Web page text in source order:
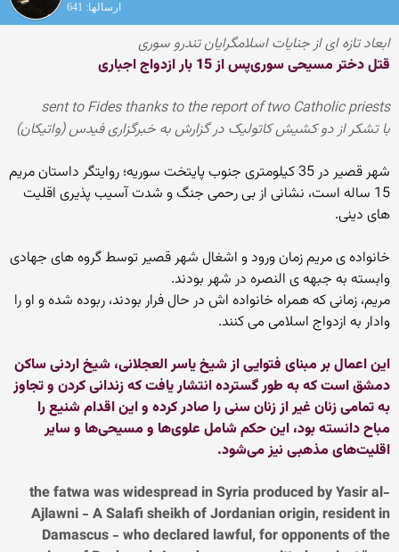
ارسالها: 641
ابعاد تازه ای از جنایات اسلامگرایان تندرو سوری
قتل دختر مسیحی سوری‌پس از 15 بار ازدواج اجباری
sent to Fides thanks to the report of two Catholic priests
با تشکر از دو کشیش کاتولیک در گزارش به خبرگزاری فیدس (واتیکان)
شهر قصیر در 35 کیلومتری جنوب پایتخت سوریه؛ روایتگر داستان مریم
15 ساله است، نشانی از بی رحمی جنگ و شدت آسیب پذیری اقلیت
های دینی.
خانواده ی مریم زمان ورود و اشغال شهر قصیر توسط گروه های جهادی
وابسته به جبهه ی النصره در شهر بودند.
مریم، زمانی که همراه خانواده اش در حال فرار بودند، ربوده شده و او را
وادار به ازدواج اسلامی می کنند.
این اعمال بر مبنای فتوایی از شیخ یاسر العجلانی، شیخ اردنی ساکن
دمشق است که به طور گسترده انتشار یافت که زندانی کردن و تجاوز
به تمامی زنان غیر از زنان سنی را صادر کرده و این اقدام شنیع را
مباح دانسته بود، این حکم شامل علوی‌ها و مسیحی‌ها و سایر
اقلیت‌های مذهبی نیز می‌شود.
the fatwa was widespread in Syria produced by Yasir al-
Ajlawni - A Salafi sheikh of Jordanian origin, resident in
Damascus - who declared lawful, for opponents of the